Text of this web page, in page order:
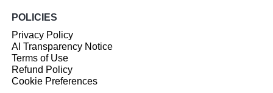
POLICIES
Privacy Policy
AI Transparency Notice
Terms of Use
Refund Policy
Cookie Preferences